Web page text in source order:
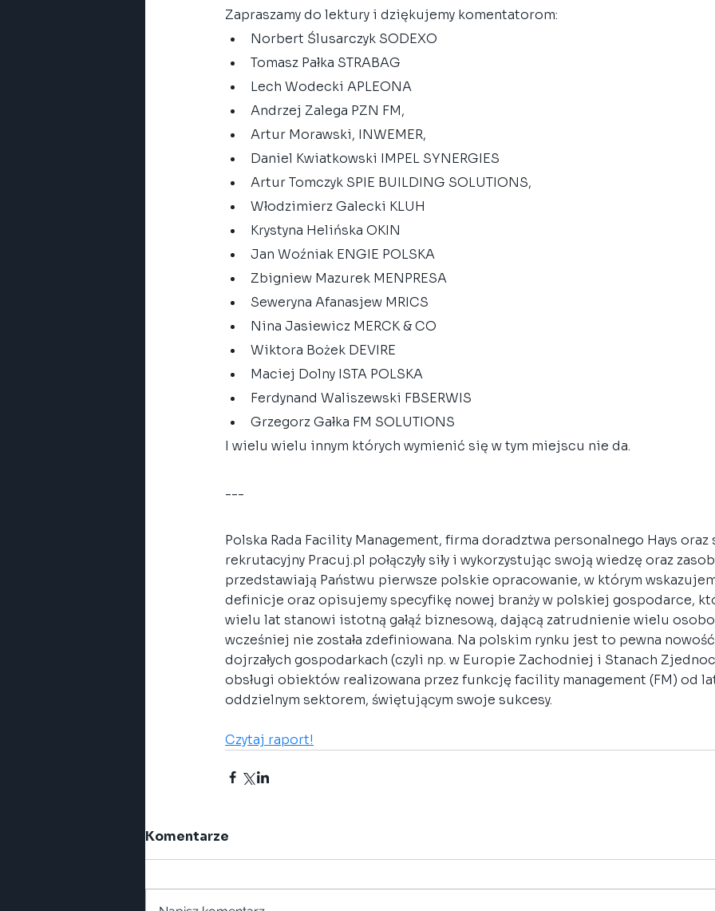
Zapraszamy do lektury i dziękujemy komentatorom:
Norbert Ślusarczyk SODEXO
Tomasz Pałka STRABAG
Lech Wodecki APLEONA
Andrzej Zalega PZN FM,
Artur Morawski, INWEMER,
Daniel Kwiatkowski IMPEL SYNERGIES
Artur Tomczyk SPIE BUILDING SOLUTIONS,
Włodzimierz Galecki KLUH
Krystyna Helińska OKIN
Jan Woźniak ENGIE POLSKA
Zbigniew Mazurek MENPRESA
Seweryna Afanasjew MRICS
Nina Jasiewicz MERCK & CO
Wiktora Bożek DEVIRE
Maciej Dolny ISTA POLSKA
Ferdynand Waliszewski FBSERWIS
Grzegorz Gałka FM SOLUTIONS
I wielu wielu innym których wymienić się w tym miejscu nie da.
---
Polska Rada Facility Management, firma doradztwa personalnego Hays oraz
rekrutacyjny Pracuj.pl połączyły siły i wykorzystując swoją wiedzę oraz
przedstawiają Państwu pierwsze polskie opracowanie, w którym
definicje oraz opisujemy specyfikę nowej branży w polskiej gospodarce,
wielu lat stanowi istotną gałąź biznesową, dającą zatrudnienie wielu
wcześniej nie została zdefiniowana. Na polskim rynku jest to pewna
dojrzałych gospodarkach (czyli np. w Europie Zachodniej i Stanach
obsługi obiektów realizowana przez funkcję facility management (FM) od
oddzielnym sektorem, świętującym swoje sukcesy.
Czytaj raport!
Komentarze